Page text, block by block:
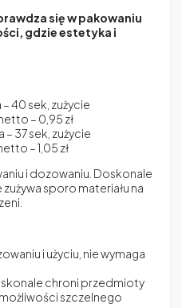
się w pakowaniu
gdzie estetyka i
40 sek, zużycie
– 0,95 zł
37 sek, zużycie
– 1,05 zł
i dozowaniu. Doskonale
sporo materiału na
i użyciu, nie wymaga
chroni przedmioty
szczelnego